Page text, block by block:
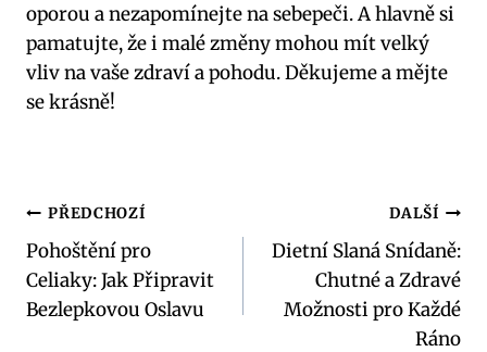
oporou a nezapomínejte na sebepeči. A hlavně si
pamatujte, že i malé změny mohou mít velký
vliv na vaše zdraví a pohodu. Děkujeme a mějte
se krásně!
Navigace
pro
příspěvek
PŘEDCHOZÍ
Pohoštění pro
Celiaky: Jak Připravit
Bezlepkovou Oslavu
DALŠÍ
Dietní Slaná Snídaně:
Chutné a Zdravé
Možnosti pro Každé
Ráno